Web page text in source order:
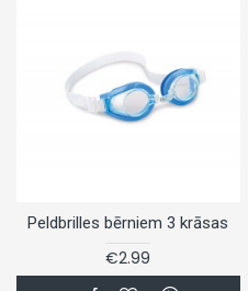
Peldbrilles bērniem 3 krāsas
€2.99